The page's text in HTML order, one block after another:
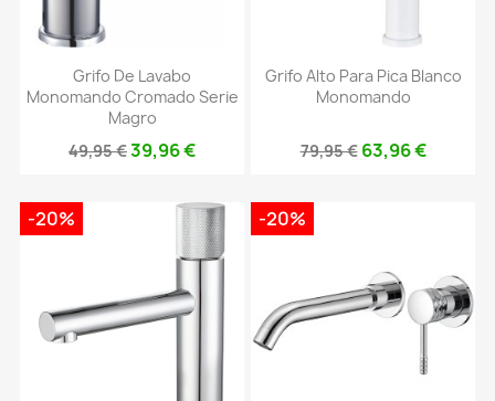
Grifo De Lavabo
Monomando Cromado Serie
Magro
49,95 €39,96 €
Grifo Alto Para Pica Blanco
Monomando
79,95 € 63,96 €
-20% -20%